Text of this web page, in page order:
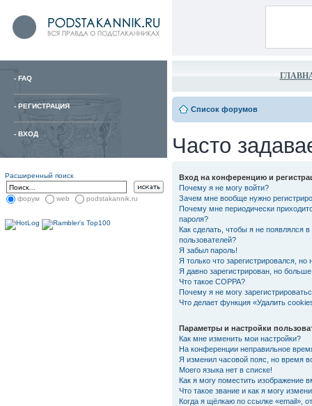
- FAQ
- РЕГИСТРАЦИЯ
- ВХОД
Расширенный поиск
форум web podstakannik.ru
Список форумов
Часто
Вход на конференцию и
Почему я не могу войти?
Зачем мне вообще нужно
Почему мне периодически
пароля?
Как сделать, чтобы я не появлялся
пользователей?
Я забыл пароль!
Я только что зарегистрировался, но
Я давно зарегистрирован, но
Что такое COPPA?
Почему я не могу
Что делает функция «Удалить
Параметры и настройки
Как мне изменить мои настройки?
На конференции неправильное
Я изменил часовой пояс, но время
Моего языка нет в списке!
Как я могу поместить изображение
Что такое звание и как я могу
Когда я щёлкаю по ссылке «email»,